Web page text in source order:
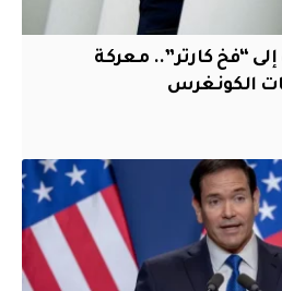
“فخ كارتر”.. معركة
الكونغرس